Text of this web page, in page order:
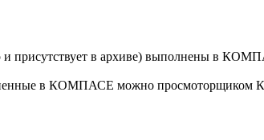
и присутствует в архиве) выполнены в
в КОМПАСЕ можно